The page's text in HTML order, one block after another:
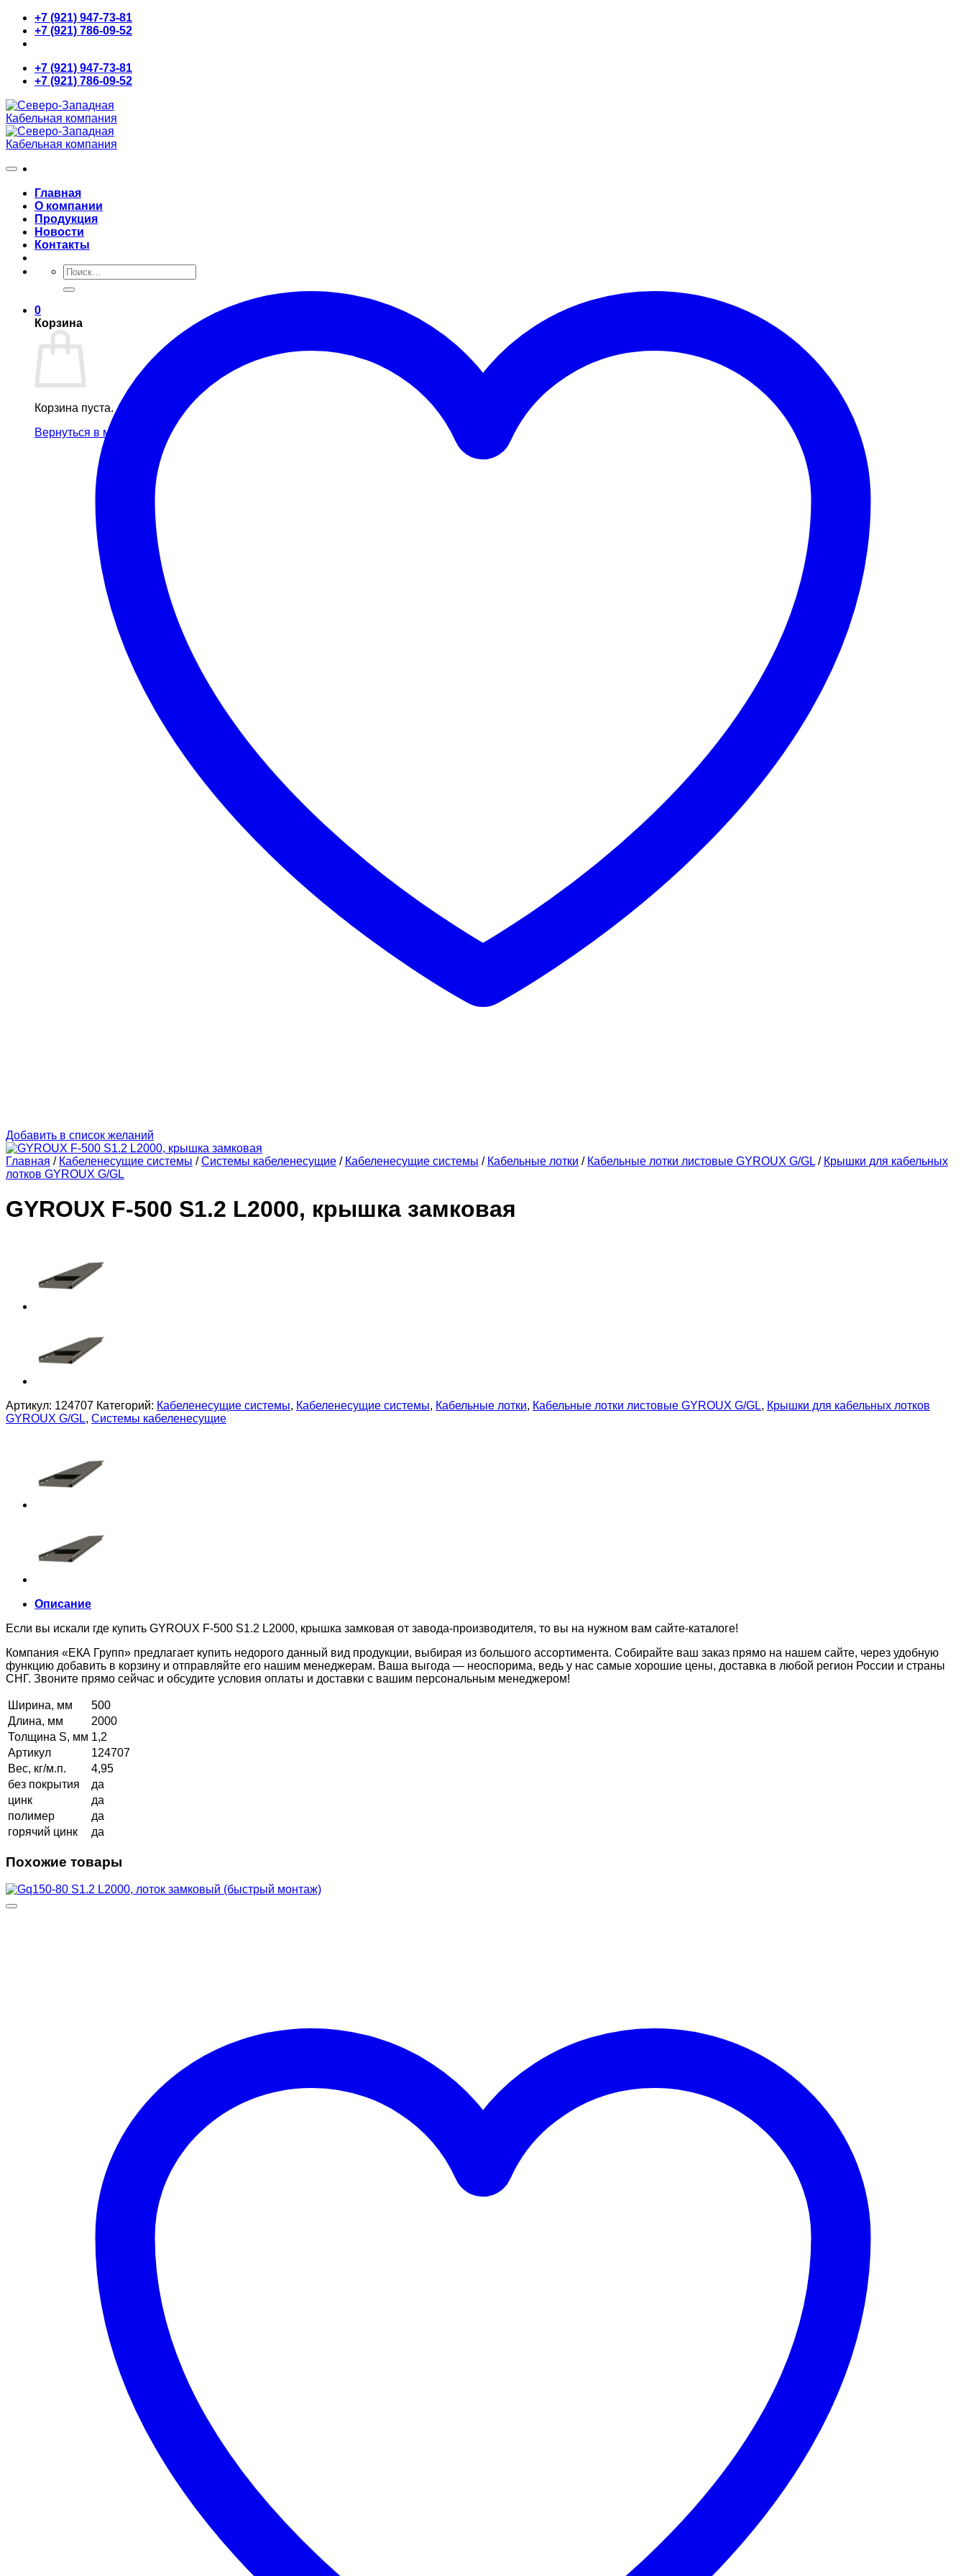
Skip
content
+7 (921) 947-73-81
+7 (921) 786-09-52
+7 (921) 947-73-81
+7 (921) 786-09-52
Главная
О компании
Продукция
Новости
Контакты
Искать:
0
Корзина
Корзина пуста.
Вернуться в магазин
Добавить в список желаний
Главная / Кабеленесущие системы / Системы кабеленесущие / Кабеленесущие системы / Кабельные лотки / Кабельные лотки листовые GYROUX G/GL / Крышки для кабельных
лотков GYROUX G/GL
GYROUX F-500 S1.2 L2000, крышка замковая
Артикул: 124707 Категорий: Кабеленесущие системы, Кабеленесущие системы, Кабельные лотки, Кабельные лотки листовые GYROUX G/GL, Крышки для кабельных лотков
GYROUX G/GL, Системы кабеленесущие
Описание
Если вы искали где купить GYROUX F-500 S1.2 L2000, крышка замковая от завода-производителя, то вы на нужном вам сайте-каталоге!
Компания «ЕКА Групп» предлагает купить недорого данный вид продукции, выбирая из большого ассортимента. Собирайте ваш заказ прямо на нашем сайте, через удобную
функцию добавить в корзину и отправляйте его нашим менеджерам. Ваша выгода — неоспорима, ведь у нас самые хорошие цены, доставка в любой регион России и страны
СНГ. Звоните прямо сейчас и обсудите условия оплаты и доставки с вашим персональным менеджером!
Ширина, мм
500
Длина, мм
2000
Толщина S, мм 1,2
Артикул
124707
Вес, кг/м.п.
4,95
без покрытия
да
цинк
да
полимер
да
горячий цинк
да
Похожие товары